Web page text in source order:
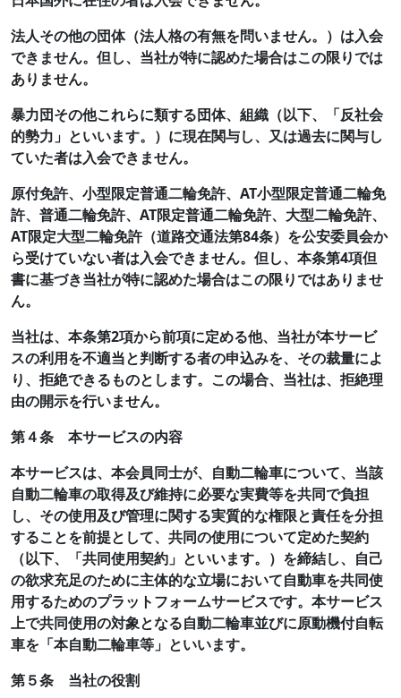
法人その他の団体（法人格の有無を問いません。）は入会
できません。但し、当社が特に認めた場合はこの限りでは
ありません。
暴力団その他これらに類する団体、組織（以下、「反社会
的勢力」といいます。）に現在関与し、又は過去に関与し
ていた者は入会できません。
原付免許、小型限定普通二輪免許、AT小型限定普通二輪免
許、普通二輪免許、AT限定普通二輪免許、大型二輪免許、
AT限定大型二輪免許（道路交通法第84条）を公安委員会か
ら受けていない者は入会できません。但し、本条第4項但
書に基づき当社が特に認めた場合はこの限りではありませ
ん。
当社は、本条第2項から前項に定める他、当社が本サービ
スの利用を不適当と判断する者の申込みを、その裁量によ
り、拒絶できるものとします。この場合、当社は、拒絶理
由の開示を行いません。
第４条 本サービスの内容
本サービスは、本会員同士が、自動二輪車について、当該
自動二輪車の取得及び維持に必要な実費等を共同で負担
し、その使用及び管理に関する実質的な権限と責任を分担
することを前提として、共同の使用について定めた契約
（以下、「共同使用契約」といいます。）を締結し、自己
の欲求充足のために主体的な立場において自動車を共同使
用するためのプラットフォームサービスです。本サービス
上で共同使用の対象となる自動二輪車並びに原動機付自転
車を「本自動二輪車等」といいます。
第５条 当社の役割